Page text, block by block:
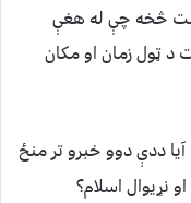
څخه چې له هغې
د ټول زمان او مکان
ددې دوو خبرو تر منځ
نړیوال اسلام؟